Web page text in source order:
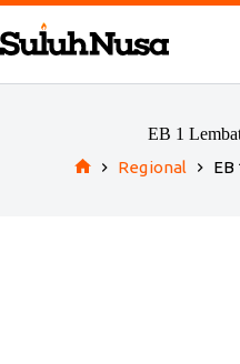
Skip
to
content
EB 1
Regional